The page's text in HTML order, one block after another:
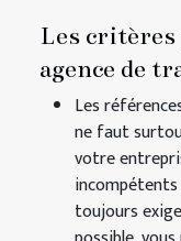
Les
agence de
Les
ne faut
votre
incompétents
toujours